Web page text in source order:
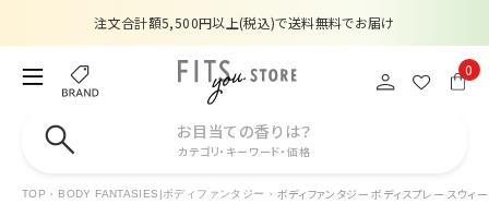
注文合計額5,500円以上(税込)で送料無料でお届け
夏季休業のお知らせ
【数量限定】購入金額6,000円(税込)以上で香水サンプルプレゼント
注文合計額5,500円以上(税込)で送料無料でお届け
0
お目当ての香りは？
カテゴリ・キーワード・価格
TOP BODY FANTASIES|ボディファンタジー ボディファンタジー ボディスプレー スウィ